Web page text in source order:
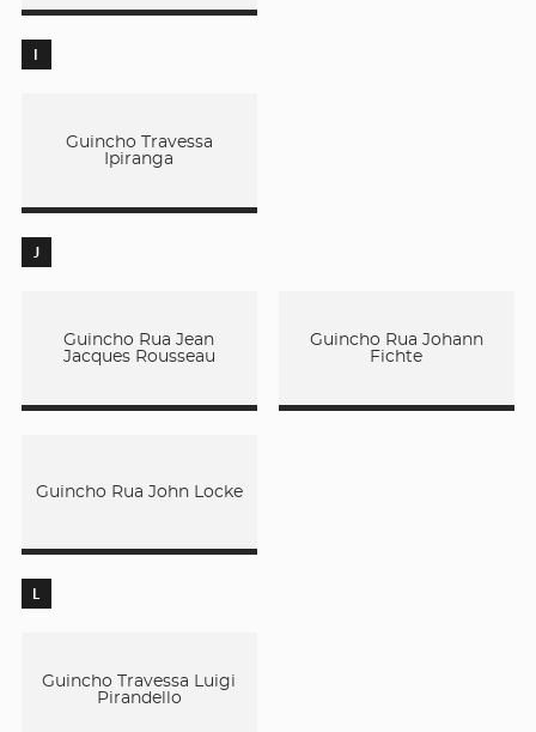
I
Guincho Travessa
Ipiranga
J
Guincho Rua Jean
Jacques Rousseau
Guincho Rua Johann
Fichte
Guincho Rua John Locke
L
Guincho Travessa Luigi
Pirandello